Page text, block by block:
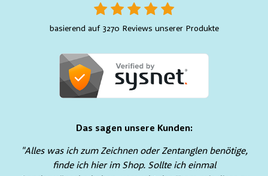
basierend auf 3270 Reviews unserer Produkte
Das sagen unsere Kunden:
"Alles was ich zum Zeichnen oder Zentanglen benötige,
finde ich hier im Shop. Sollte ich einmal